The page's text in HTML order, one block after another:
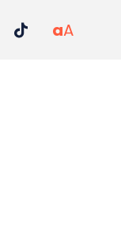
aA